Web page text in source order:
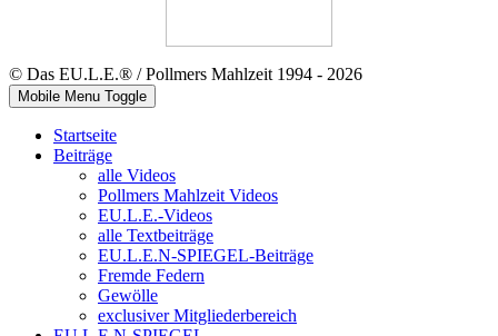
© Das EU.L.E.® / Pollmers Mahlzeit 1994 - 2026
Mobile Menu Toggle
Startseite
Beiträge
alle Videos
Pollmers Mahlzeit Videos
EU.L.E.-Videos
alle Textbeiträge
EU.L.E.N-SPIEGEL-Beiträge
Fremde Federn
Gewölle
exclusiver Mitgliederbereich